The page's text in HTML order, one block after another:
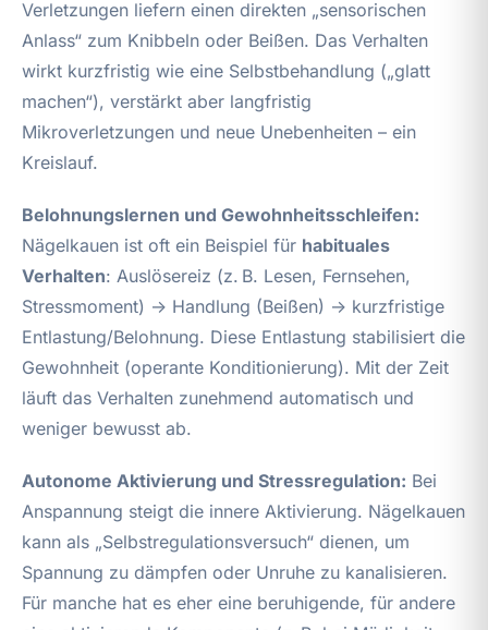
Verletzungen liefern einen direkten „sensorischen
Anlass“ zum Knibbeln oder Beißen. Das Verhalten
wirkt kurzfristig wie eine Selbstbehandlung („glatt
machen“), verstärkt aber langfristig
Mikroverletzungen und neue Unebenheiten – ein
Kreislauf.
Belohnungslernen und Gewohnheitsschleifen:
Nägelkauen ist oft ein Beispiel für habituales
Verhalten: Auslösereiz (z. B. Lesen, Fernsehen,
Stressmoment) → Handlung (Beißen) → kurzfristige
Entlastung/Belohnung. Diese Entlastung stabilisiert die
Gewohnheit (operante Konditionierung). Mit der Zeit
läuft das Verhalten zunehmend automatisch und
weniger bewusst ab.
Autonome Aktivierung und Stressregulation: Bei
Anspannung steigt die innere Aktivierung. Nägelkauen
kann als „Selbstregulationsversuch“ dienen, um
Spannung zu dämpfen oder Unruhe zu kanalisieren.
Für manche hat es eher eine beruhigende, für andere